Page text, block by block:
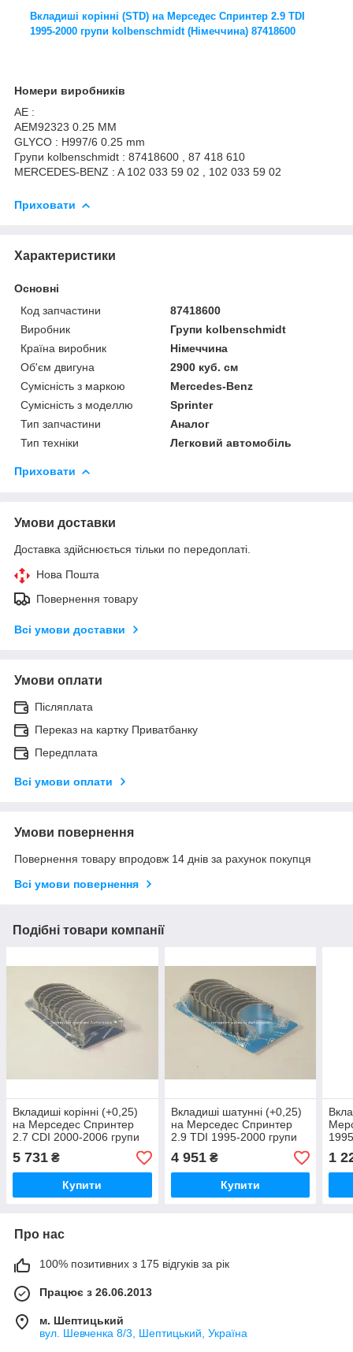
Вкладиші корінні (STD) на Мерседес Спринтер 2.9 TDI
1995-2000 групи kolbenschmidt (Німеччина) 87418600
Номери виробників
AE :
AEM92323 0.25 MM
GLYCO : H997/6 0.25 mm
Групи kolbenschmidt : 87418600 , 87 418 610
MERCEDES-BENZ : A 102 033 59 02 , 102 033 59 02
Приховати
Характеристики
Основні
Код запчастини
87418600
Виробник
Групи kolbenschmidt
Країна виробник
Німеччина
Об'єм двигуна
2900 куб. см
Сумісність з маркою
Mercedes-Benz
Сумісність з моделлю
Sprinter
Тип запчастини
Аналог
Тип техніки
Легковий автомобіль
Приховати
Умови доставки
Доставка здійснюється тільки по передоплаті.
Нова Пошта
Повернення товару
Всі умови доставки
Умови оплати
Післяплата
Переказ на картку Приватбанку
Передплата
Всі умови оплати
Умови повернення
Повернення товару впродовж 14 днів за рахунок покупця
Всі умови повернення
Подібні товари компанії
Вкладиші корінні (+0,25)
на Мерседес Спринтер
2.7 CDI 2000-2006 групи
kolbenschmidt (Німеччина)
77519610
5 731 ₴
Купити
Вкладиші шатунні (+0,25)
на Мерседес Спринтер
2.9 TDI 1995-2000 групи
kolbenschmidt (Німеччина)
77219610
4 951₴
Купити
1
Про нас
100% позитивних з 175 відгуків за рік
Працює з 26.06.2013
м. Шептицький
вул. Шевченка 8/3, Шептицький, Україна